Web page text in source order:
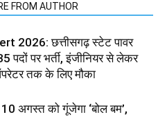
FROM AUTHOR
2026: छत्तीसगढ़ स्टेट पावर
पदों पर भर्ती, इंजीनियर से लेकर
तक के लिए मौका
अगस्त को गूंजेगा ‘बोल बम’,